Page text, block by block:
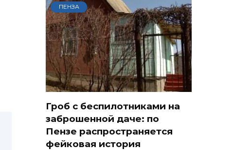
ПЕНЗА
Гроб с беспилотниками на
заброшенной даче: по
Пензе распространяется
фейковая история